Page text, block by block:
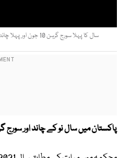
سال کا پہلا سورج گرہن 10 جون اور پہلا چاند گرہن 26 مئی کو ہوگا، محکمہ موسمیات۔ فوٹو:فائل
پاکستان میں سال نو کے چاند اور سورج